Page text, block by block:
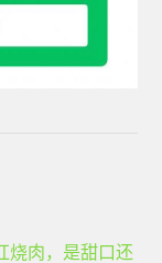
烧肉，是甜口还